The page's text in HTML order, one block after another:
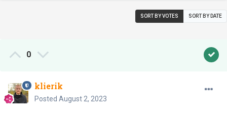
SORT BY VOTES SORT BY DATE
0
klierik
Posted August 2, 2023